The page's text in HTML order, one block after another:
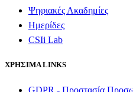
Ψηφιακές Ακαδημίες
Ημερίδες
CSIi Lab
ΧΡΗΣΙΜΑ LINKS
GDPR - Προστασία